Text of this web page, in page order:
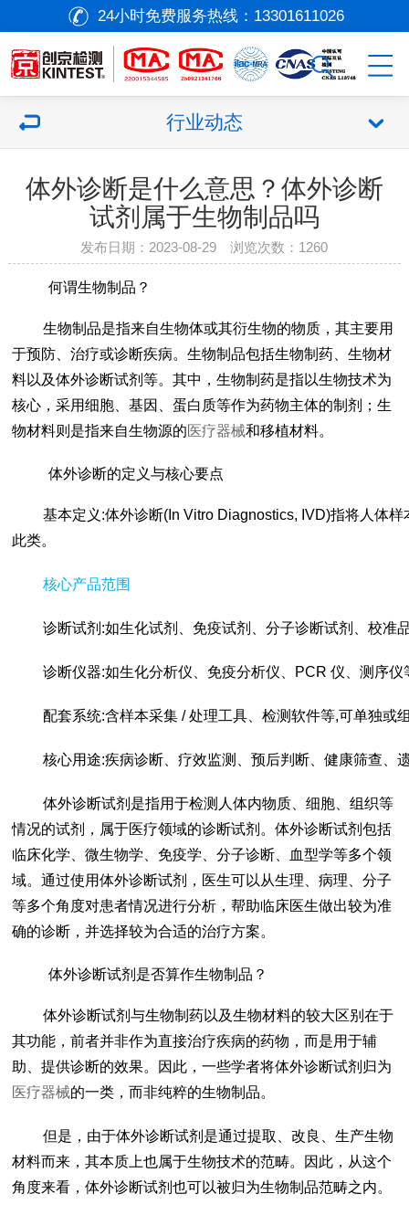
24小时免费服务热线： 13301611026
行业动态
体外诊断是什么意思？体外诊断
试剂属于生物制品吗
发布日期：2023-08-29 浏览次数： 1260
何谓生物制品？
生物制品是指来自生物体或其衍生物的物质，其主要用
于预防、治疗或诊断疾病。生物制品包括生物制药、生物材
料以及体外诊断试剂等。其中，生物制药是指以生物技术为
核心，采用细胞、基因、蛋白质等作为药物主体的制剂；生
物材料则是指来自生物源的医疗器械和移植材料。
体外诊断的定义与核心要点
基本定义:体外诊断(In Vitro Diagnostics, IVD)指将人体
此类。
核心产品范围
诊断试剂:如生化试剂、免疫试剂、分子诊断试剂、校准
诊断仪器:如生化分析仪、免疫分析仪、PCR 仪、测序仪
配套系统:含样本采集 / 处理工具、检测软件等,可单独或
核心用途:疾病诊断、疗效监测、预后判断、健康筛查、
体外诊断试剂是指用于检测人体内物质、细胞、组织等
情况的试剂，属于医疗领域的诊断试剂。体外诊断试剂包括
临床化学、微生物学、免疫学、分子诊断、血型学等多个领
域。通过使用体外诊断试剂，医生可以从生理、病理、分子
等多个角度对患者情况进行分析，帮助临床医生做出较为准
确的诊断，并选择较为合适的治疗方案。
体外诊断试剂是否算作生物制品？
体外诊断试剂与生物制药以及生物材料的较大区别在于
其功能，前者并非作为直接治疗疾病的药物，而是用于辅
助、提供诊断的效果。因此，一些学者将体外诊断试剂归为
医疗器械的一类，而非纯粹的生物制品。
但是，由于体外诊断试剂是通过提取、改良、生产生物
材料而来，其本质上也属于生物技术的范畴。因此，从这个
角度来看，体外诊断试剂也可以被归为生物制品范畴之内。